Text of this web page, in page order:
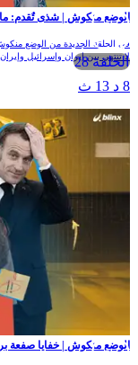
الحلقة 28
الوضع منكوش | شذى تٌقدم: ماذا
في الحلقة الجديدة من الوضع
لا تنتهي بين إيران وإسرائيل
الوضع منكوش | خفايا صفعة